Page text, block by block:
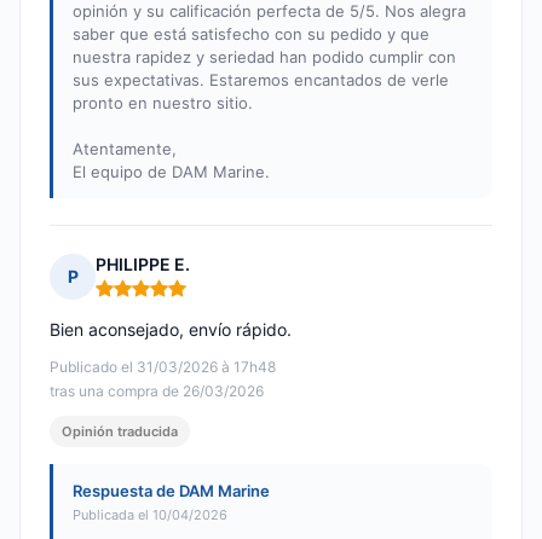
opinión y su calificación perfecta de 5/5. Nos alegra
saber que está satisfecho con su pedido y que
nuestra rapidez y seriedad han podido cumplir con
sus expectativas. Estaremos encantados de verle
pronto en nuestro sitio.
Atentamente,
El equipo de DAM Marine.
P
PHILIPPE E.
Nota: 5 de 5
Publicado el 31/03/2026 à 17h48
tras una compra de 26/03/2026
Bien aconsejado, envío rápido.
Opinión traducida
Respuesta de DAM Marine
Publicada el 10/04/2026